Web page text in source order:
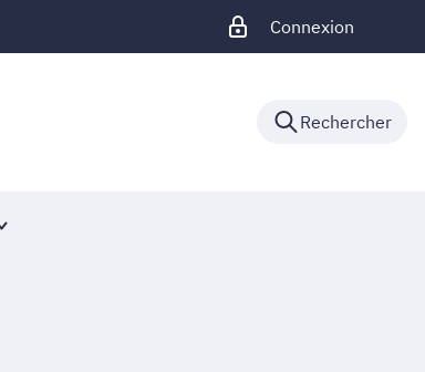
Connexion
Rechercher